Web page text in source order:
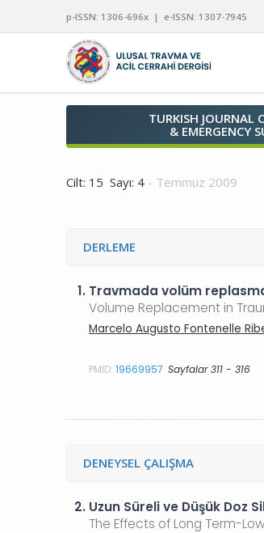
p-ISSN: 1306-696x | e-ISSN: 1307-7945
TURKISH JOURNAL
& EMERGENCY
Cilt: 15 Sayı: 4 - Temmuz 2009
DERLEME
1. Travmada volüm
Volume Replacement in
Marcelo Augusto Fontenelle
PMID:19669957 Sayfalar 311 - 316
DENEYSEL ÇALIŞMA
2. Uzun Süreli ve Düşük Doz
The Effects of Long Term-